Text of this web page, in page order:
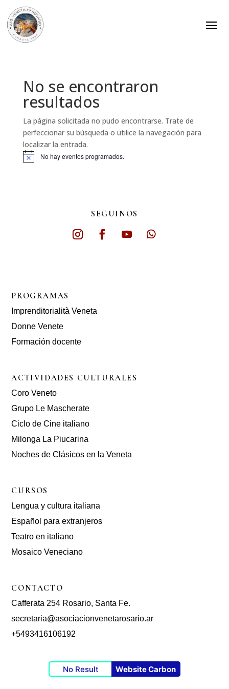
No se encontraron
resultados
La página solicitada no pudo encontrarse. Trate de
perfeccionar su búsqueda o utilice la navegación para
localizar la entrada.
Aviso No hay eventos programados.
SEGUINOS
PROGRAMAS
Imprenditorialità Veneta
Donne Venete
Formación docente
ACTIVIDADES CULTURALES
Coro Veneto
Grupo Le Mascherate
Ciclo de Cine italiano
Milonga La Piucarina
Noches de Clásicos en la Veneta
CURSOS
Lengua y cultura italiana
Español para extranjeros
Teatro en italiano
Mosaico Veneciano
CONTACTO
Cafferata 254 Rosario, Santa Fe.
secretaria@asociacionvenetarosario.ar
+5493416106192
No Result Website Carbon